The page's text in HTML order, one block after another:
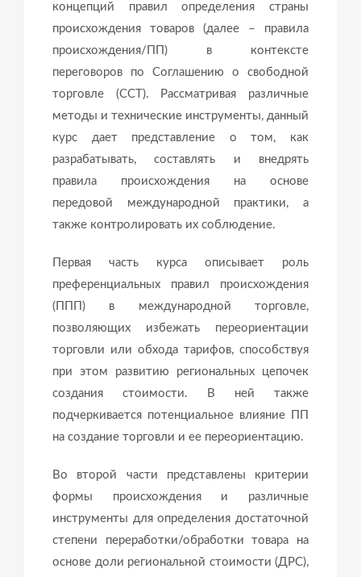
концепций правил определения страны
происхождения товаров (далее – правила
происхождения/ПП) в контексте
переговоров по Соглашению о свободной
торговле (ССТ). Рассматривая различные
методы и технические инструменты, данный
курс дает представление о том, как
разрабатывать, составлять и внедрять
правила происхождения на основе
передовой международной практики, а
также контролировать их соблюдение.
Первая часть курса описывает роль
преференциальных правил происхождения
(ППП) в международной торговле,
позволяющих избежать переориентации
торговли или обхода тарифов, способствуя
при этом развитию региональных цепочек
создания стоимости. В ней также
подчеркивается потенциальное влияние ПП
на создание торговли и ее переориентацию.
Во второй части представлены критерии
формы происхождения и различные
инструменты для определения достаточной
степени переработки/обработки товара на
основе доли региональной стоимости (ДРС),